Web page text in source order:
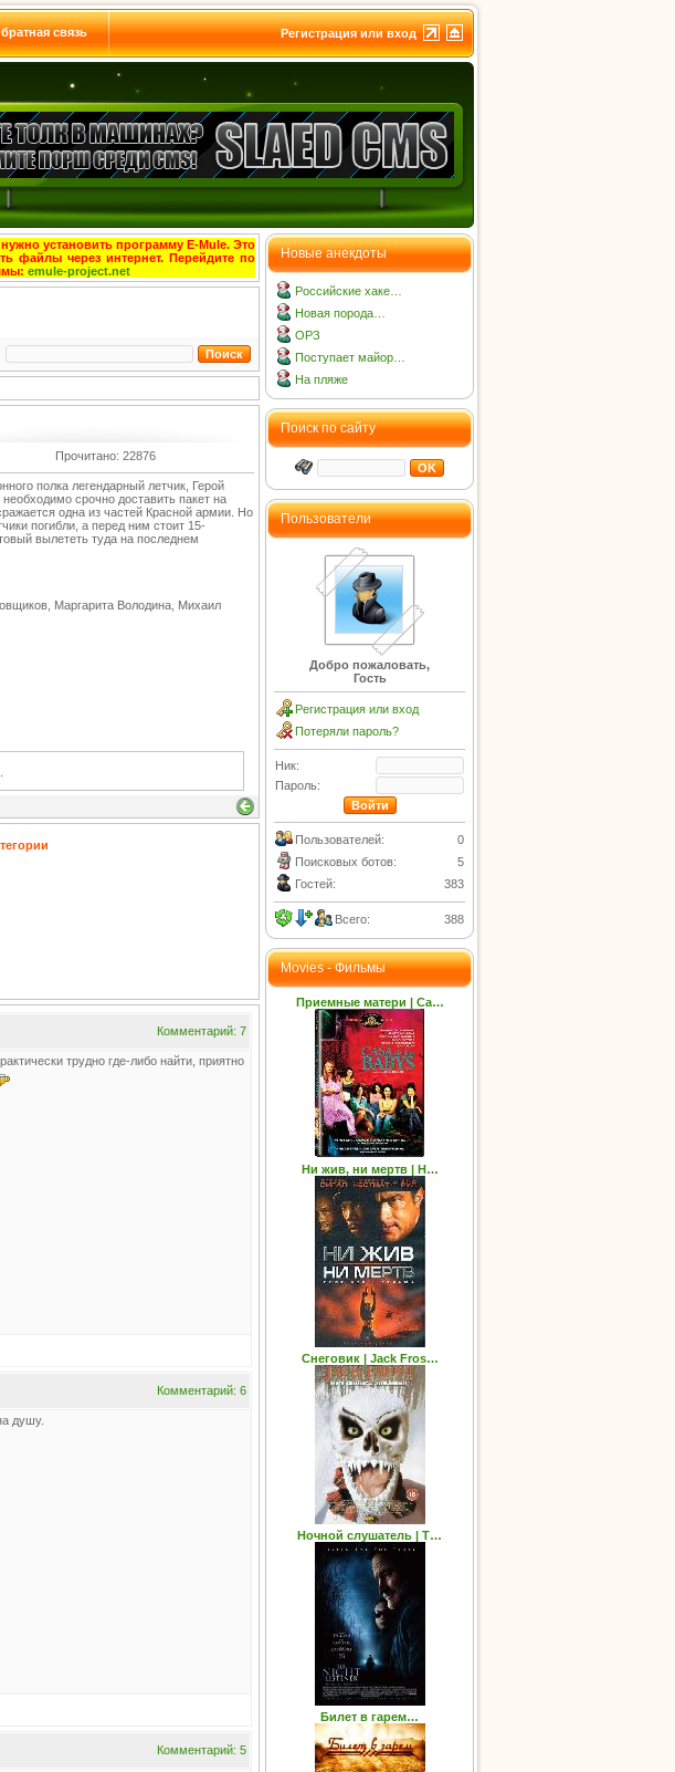
Регистрация или вход
связь
установить программу E-Mule. Это
файлы через интернет. Перейдите по
emule-project.net
Прочитано: 22876
полка легендарный летчик, Герой
срочно доставить пакет на
одна из частей Красной армии. Но
погибли, а перед ним стоит 15-
вылететь туда на последнем
Маргарита Володина, Михаил
Комментарий: 7
трудно где-либо найти, приятно
Комментарий: 6
душу.
Комментарий: 5
Новые анекдоты
Российские хаке…
Новая порода…
ОРЗ
Поступает майор…
На пляже
Поиск по сайту
Пользователи
Добро пожаловать,
Гость
Регистрация или вход
Потеряли пароль?
Ник:
Пароль:
Пользователей:
0
Поисковых ботов:
5
Гостей:
383
Всего: 388
Movies - Фильмы
Приемные матери | Ca…
Ни жив, ни мертв | H…
Снеговик | Jack Fros…
Ночной слушатель | T…
Билет в гарем…